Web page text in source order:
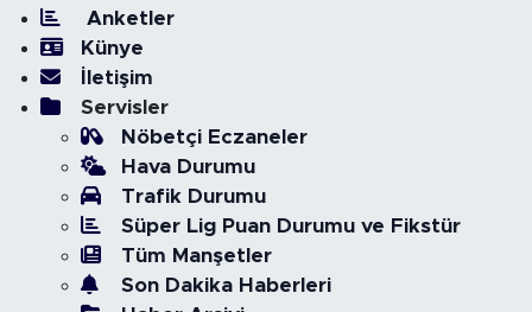
Anketler
Künye
İletişim
Servisler
Nöbetçi Eczaneler
Hava Durumu
Trafik Durumu
Süper Lig Puan Durumu ve Fikstür
Tüm Manşetler
Son Dakika Haberleri